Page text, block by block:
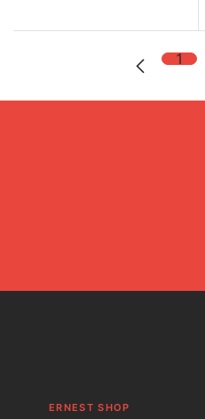
1
ERNEST SHOP